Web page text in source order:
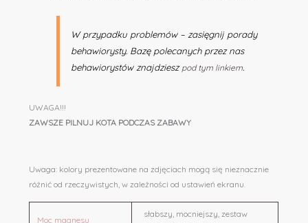
W przypadku problemów – zasięgnij porady
behawiorysty. Bazę polecanych przez nas
behawiorystów znajdziesz pod tym linkiem.
UWAGA!!!
ZAWSZE PILNUJ KOTA PODCZAS ZABAWY
Uwaga: kolory prezentowane na zdjęciach mogą się nieznacznie
różnić od rzeczywistych, w zależności od ustawień ekranu.
Moc magnesu
słabszy, mocniejszy, zestaw